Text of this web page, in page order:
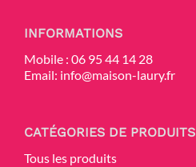
INFORMATIONS
Mobile : 06 95 44 14 28
Email: info@maison-laury.fr
CATÉGORIES DE PRODUITS
Tous les produits